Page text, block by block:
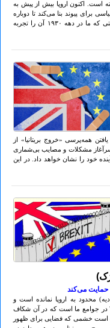
است. اکنون اروپا بیش از پیش به
برای پیوند بنا می‌کند تا دوباره
در چاه خارجی‌ستیزی و رشد منفی سقوط نکند: وضعیتی که ما در دهه ۱۹۳٠ آن را تجربه
همه‌پرسی «خروج بریتانیا» از
سرآغاز مشکلات و مصایب بی‌شماری
خود را نشان خواهد داد. در این
حمایت می‌کند
محدود به اروپا نمانده است و
در جوامع ما است که در آن شکاف
است خشمی که فضایی برای ظهور